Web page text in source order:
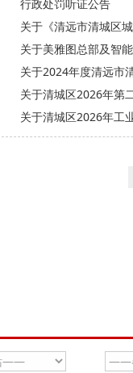
行政处罚听证公告
关于《清远市清城区
关于美雅图总部及智
关于2024年度清远市
关于清城区2026年第
关于清城区2026年工